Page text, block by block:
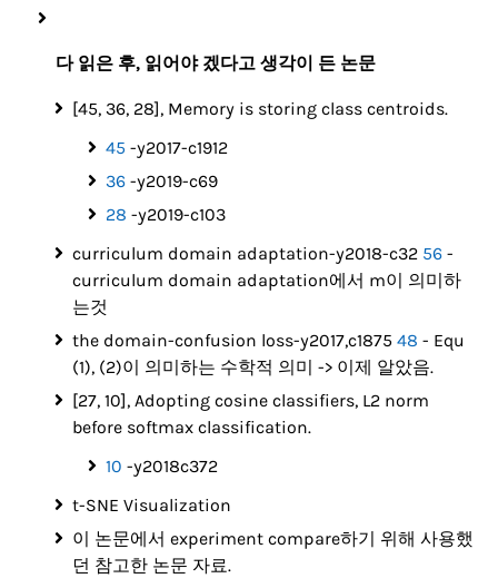
다 읽은 후, 읽어야 겠다고 생각이 든 논문
[45, 36, 28], Memory is storing class centroids.
45 -y2017-c1912
36 -y2019-c69
28 -y2019-c103
curriculum domain adaptation-y2018-c32 56 -
curriculum domain adaptation에서 m이 의미하
는것
the domain-confusion loss-y2017,c1875 48 - Equ
(1), (2)이 의미하는 수학적 의미 -> 이제 알았음.
[27, 10], Adopting cosine classifiers, L2 norm
before softmax classification.
10 -y2018c372
t-SNE Visualization
이 논문에서 experiment compare하기 위해 사용했
던 참고한 논문 자료.